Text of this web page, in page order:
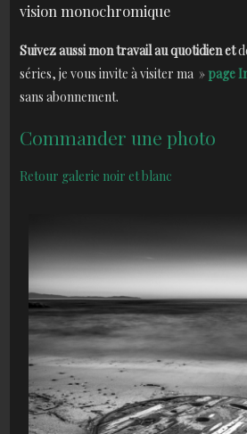
vision monochromique
Suivez aussi mon travail au quotidien et
séries, je vous invite à visiter ma » page
sans abonnement.
Commander une photo
Retour galerie noir et blanc